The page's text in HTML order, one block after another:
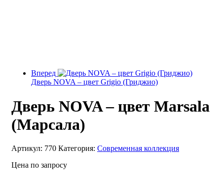
Вперед
Дверь NOVA – цвет Grigio (Гриджио)
Дверь NOVA – цвет Marsala
(Марсала)
Артикул: 770 Категория: Современная коллекция
Цена по запросу